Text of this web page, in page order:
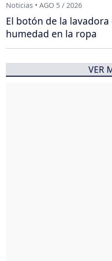
Noticias • AGO 5 / 2026
El botón de la
humedad en la ropa
VER